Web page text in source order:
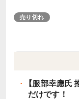
売り切れ
【服部幸應氏
だけです！